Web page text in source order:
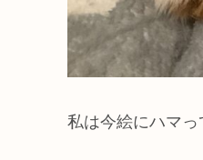
私は今絵にハマっ